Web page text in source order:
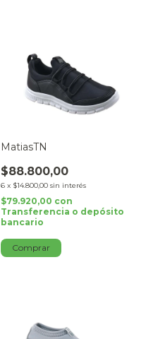
MatiasTN
$88.800,00
6 x $14.800,00 sin interés
$79.920,00 con
Transferencia o depósito
bancario
Comprar